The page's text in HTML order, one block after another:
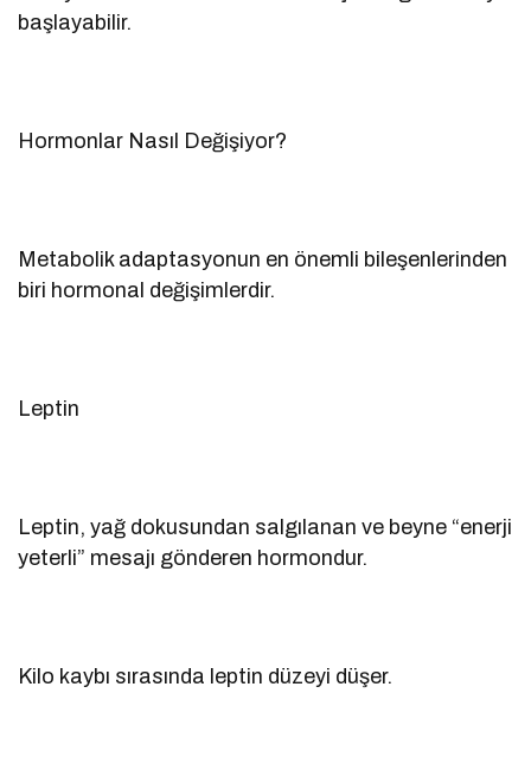
başlayabilir.
Hormonlar Nasıl Değişiyor?
Metabolik adaptasyonun en önemli bileşenlerinden
biri hormonal değişimlerdir.
Leptin
Leptin, yağ dokusundan salgılanan ve beyne “enerji
yeterli” mesajı gönderen hormondur.
Kilo kaybı sırasında leptin düzeyi düşer.